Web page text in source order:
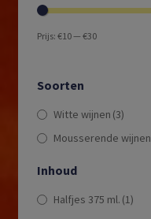
Prijs: €10— €30
Soorten
Witte wijnen (3)
Mousserende wijnen
Inhoud
Halfjes 375 ml. (1)